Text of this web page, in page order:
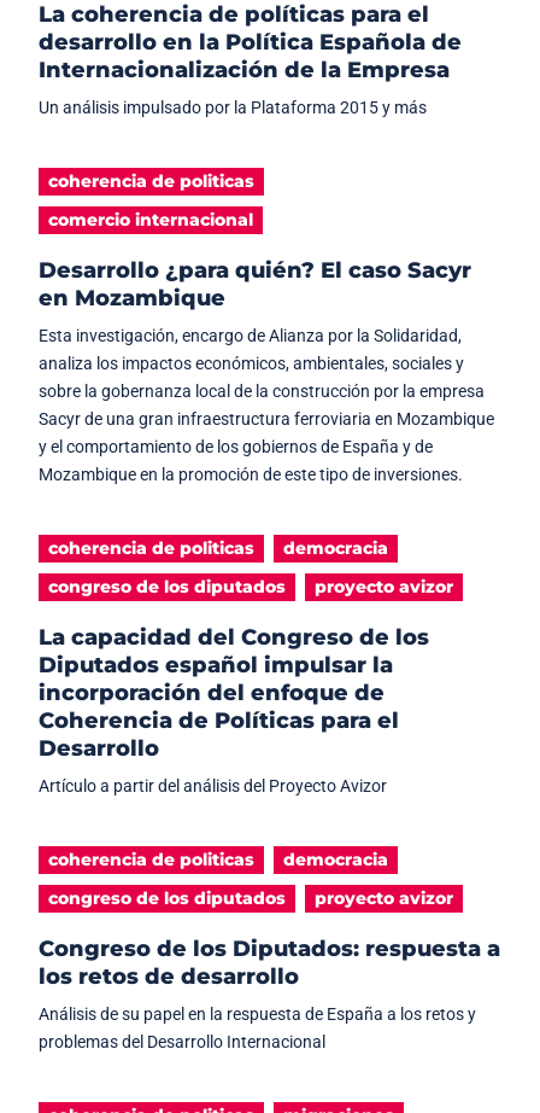
La coherencia de políticas para el
desarrollo en la Política Española de
Internacionalización de la Empresa
Un análisis impulsado por la Plataforma 2015 y más
coherencia de politicas
comercio internacional
Desarrollo ¿para quién? El caso Sacyr
en Mozambique
Esta investigación, encargo de Alianza por la Solidaridad,
analiza los impactos económicos, ambientales, sociales y
sobre la gobernanza local de la construcción por la empresa
Sacyr de una gran infraestructura ferroviaria en Mozambique
y el comportamiento de los gobiernos de España y de
Mozambique en la promoción de este tipo de inversiones.
coherencia de politicas
democracia
congreso de los diputados
proyecto avizor
La capacidad del Congreso de los
Diputados español impulsar la
incorporación del enfoque de
Coherencia de Políticas para el
Desarrollo
Artículo a partir del análisis del Proyecto Avizor
coherencia de politicas
democracia
congreso de los diputados
proyecto avizor
Congreso de los Diputados: respuesta a
los retos de desarrollo
Análisis de su papel en la respuesta de España a los retos y
problemas del Desarrollo Internacional